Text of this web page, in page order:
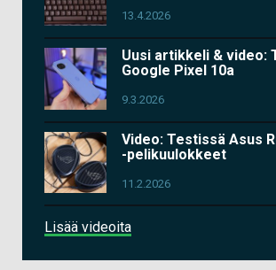
13.4.2026
Uusi artikkeli & video:
Google Pixel 10a
9.3.2026
Video: Testissä Asus
-pelikuulokkeet
11.2.2026
Lisää videoita